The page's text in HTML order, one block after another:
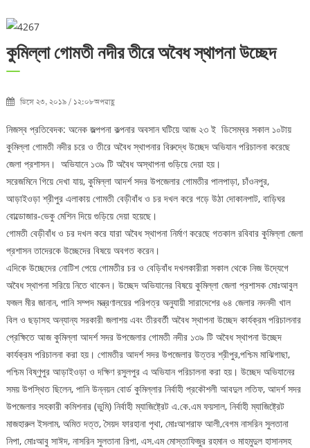
কুমিল্লা গোমতী নদীর তীরে অবৈধ স্থাপনা উচ্ছেদ
ডিসে ২৩, ২০১৯ / ১২:০৮অপরাহ্ণ
নিজস্ব প্রতিবেদক: অনেক জল্পপনা কল্পনার অবসান ঘটিয়ে আজ ২৩ ই ডিসেম্বর সকাল ১০টায়
কুমিল্লা গোমতী নদীর চরে ও তীরে অবৈধ স্থাপনার বিরুদ্ধে উচ্ছেদ অভিযান পরিচালনা করেছে
জেলা প্রশাসন। অভিযানে ১৩৯ টি অবৈধ অস্থাপনা গুড়িয়ে দেয়া হয়।
সরেজমিনে গিয়ে দেখা যায়, কুমিল্লা আদর্শ সদর উপজেলার গোমতীর পালপাড়া, চাঁওনপুর,
আড়াইওড়া শ্রীপুর এলাকায় গোমতী বেড়ীবাঁধ ও চর দখল করে গড়ে উঠা দোকানপাট, বাড়িঘর
বোল্ডোজার-ভেকু মেশিন দিয়ে গুড়িয়ে দেয়া হয়েছে।
গোমতী বেড়ীবাঁধ ও চর দখল করে যারা অবৈধ স্থাপনা নির্মাণ করেছে গতকাল রবিবার কুমিল্লা জেলা
প্রশাসন তাদেরকে উচ্ছেদের বিষয়ে অবগত করেন।
এদিকে উচ্ছেদের নোটিশ পেয়ে গোমতীর চর ও বেড়িবাঁধ দখলকারীরা সকাল থেকে নিজ উদ্যেগে
অবৈধ স্থাপনা সরিয়ে নিতে থাকেন। উচ্ছেদ অভিযানের বিষয়ে কুমিল্লা জেলা প্রশাসক মোঃআবুল
ফজল মীর জানান, পানি সম্পদ মন্ত্রণালয়ের পরিপত্র অনুযায়ী সারাদেশের ৬৪ জেলার নদনদী খাল
বিল ও ছড়াসহ অন্যান্য সরকারী জলাশয় এবং তীরবর্তী অবৈধ স্থাপনা উচ্ছেদ কার্যক্রম পরিচালনার
প্রেক্ষিতে আজ কুমিল্লা আদর্শ সদর উপজেলার গোমতী নদীর ১৩৯ টি অবৈধ স্থাপনা উচ্ছেদ
কার্যক্রম পরিচালনা করা হয়। গোমতীর আদর্শ সদর উপজেলার উত্তর শ্রীপুর,পশ্চিম মাঝিগাছা,
পশ্চিম বিষ্ণুপুর আড়াইওড়া ও দক্ষিণ রসুলপুর এ অভিযান পরিচালনা করা হয়। উচ্ছেদ অভিযানের
সময় উপস্থিত ছিলেন, পানি উন্নয়ন বোর্ড কুমিল্লার নির্বাহী প্রকৌশলী আবদুল লতিফ, আদর্শ সদর
উপজেলার সহকারী কমিশনার (ভুমি) নির্বাহী ম্যাজিষ্ট্রেট এ.কে.এম ফয়সাল, নির্বাহী ম্যাজিষ্ট্রেট
মাজহারুল ইসলাম, অমিত দত্ত, সৈয়দ ফারহানা পৃথা, মোঃআশরাফ আলী,বেগম নাসরিন সুলতানা
নিপা, মোঃআবু সাঈদ, নাসরিন সুলতানা রিপা, এস.এম মোস্তাফিজুর রহমান ও মাহমুদুল হাসানসহ